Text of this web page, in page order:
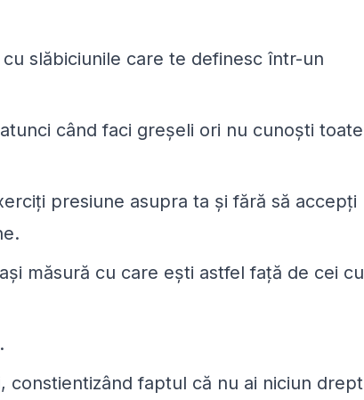
slăbiciunile care te definesc într-un
când faci greşeli ori nu cunoşti toate
presiune asupra ta şi fără să accepţi
măsură cu care eşti astfel faţă de cei cu
.
, constientizând faptul că nu ai niciun drept